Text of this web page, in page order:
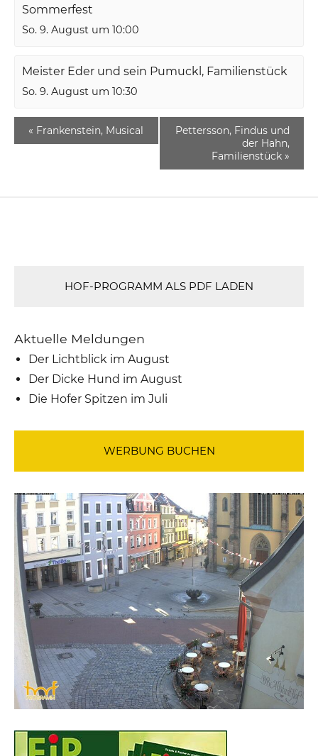
Sommerfest
So. 9. August um 10:00
Meister Eder und sein Pumuckl, Familienstück
So. 9. August um 10:30
« Frankenstein, Musical
Pettersson, Findus und
der Hahn,
Familienstück »
HOF-PROGRAMM ALS PDF LADEN
Aktuelle Meldungen
Der Lichtblick im August
Der Dicke Hund im August
Die Hofer Spitzen im Juli
WERBUNG BUCHEN